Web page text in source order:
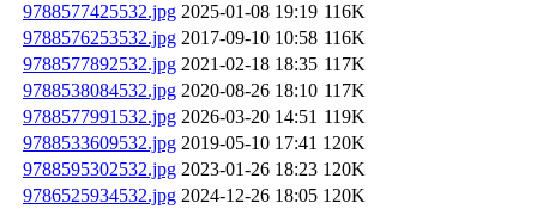
9788577425532.jpg 2025-01-08 19:19 116K
9788576253532.jpg 2017-09-10 10:58 116K
9788577892532.jpg 2021-02-18 18:35 117K
9788538084532.jpg 2020-08-26 18:10 117K
9788577991532.jpg 2026-03-20 14:51 119K
9788533609532.jpg 2019-05-10 17:41 120K
9788595302532.jpg 2023-01-26 18:23 120K
9786525934532.jpg 2024-12-26 18:05 120K